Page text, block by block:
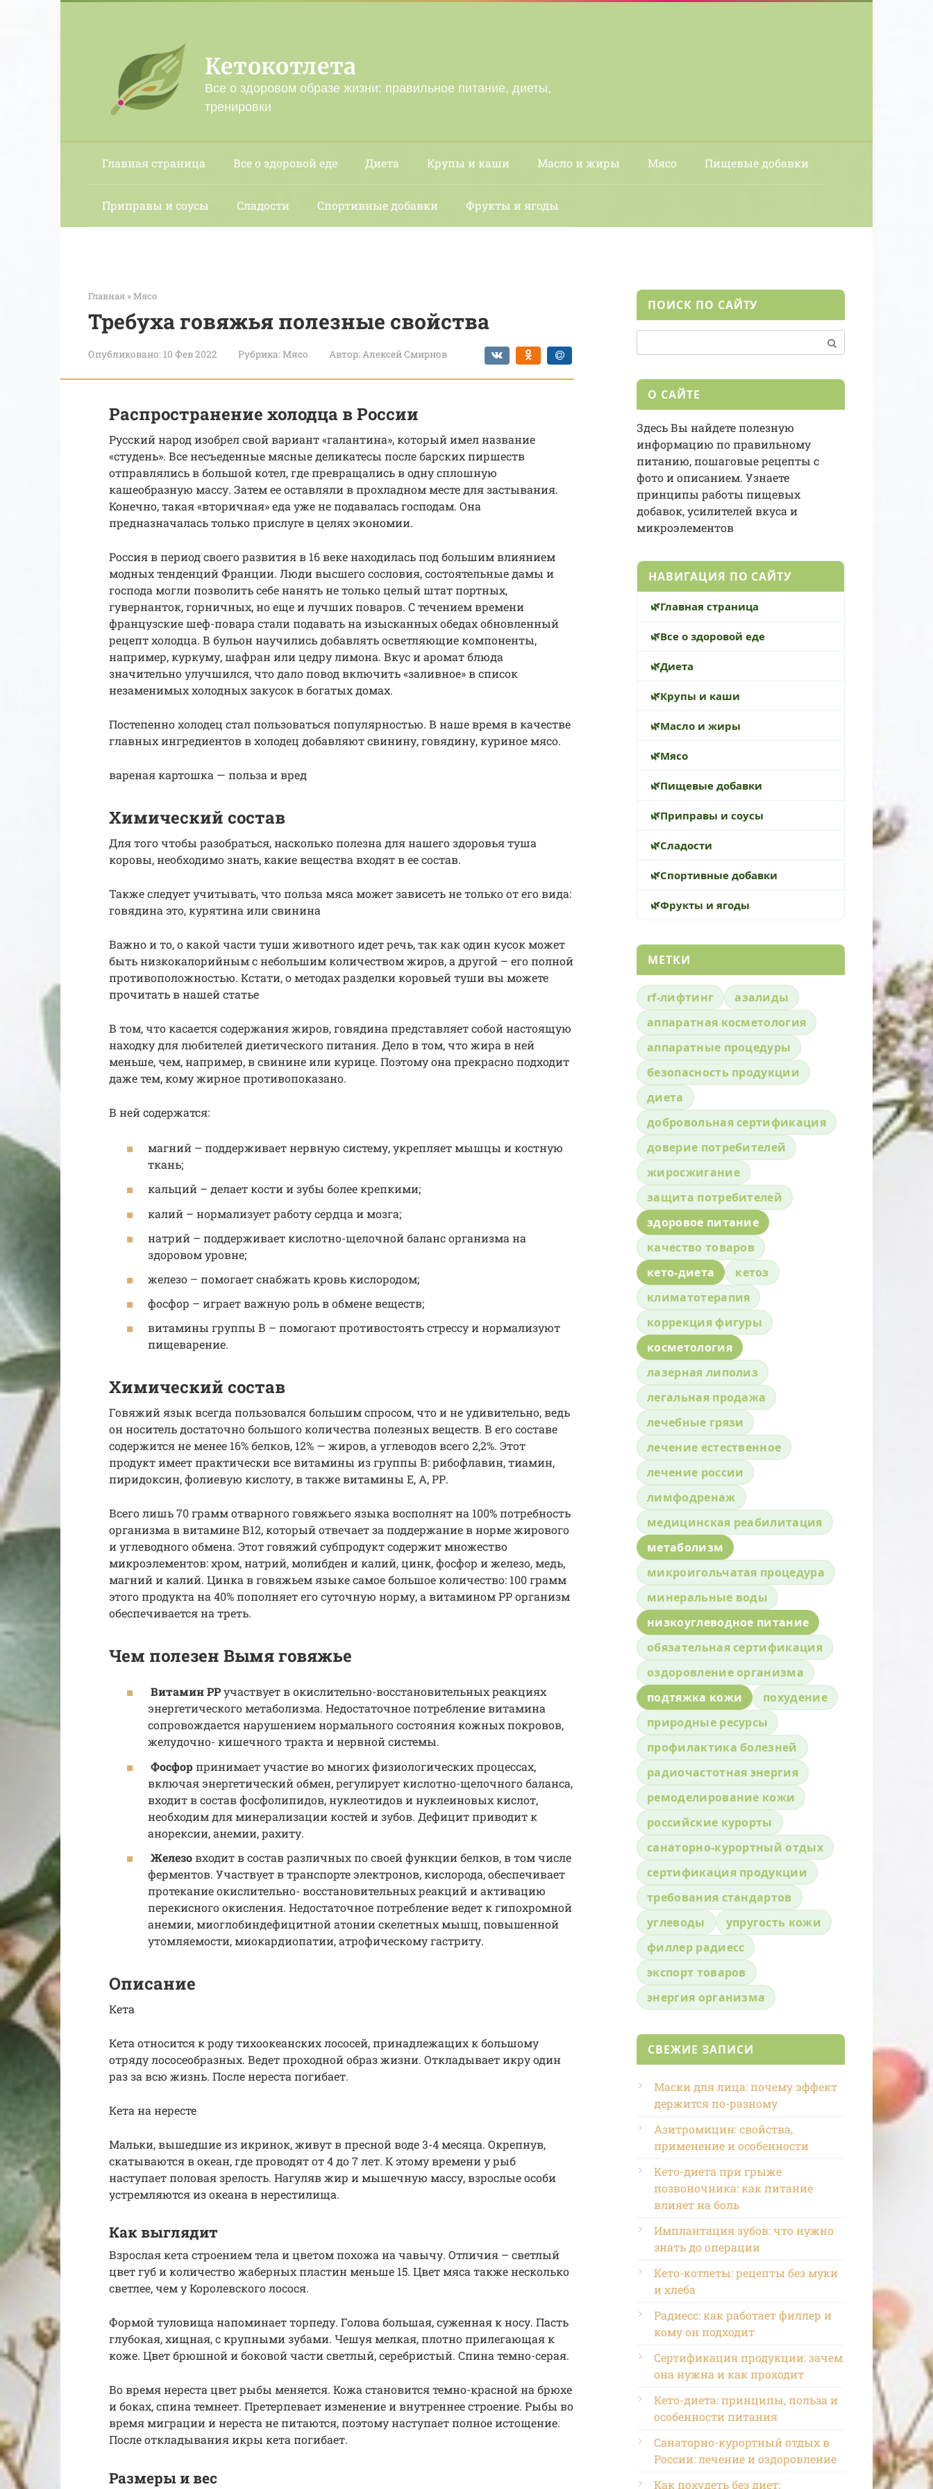
Кетокотлета
Все о здоровом образе жизни: правильное питание, диеты,
тренировки
Главная страница Все о здоровой еде Диета Крупы и каши Масло и жиры Мясо Пищевые добавки
Приправы и соусы Сладости Спортивные добавки Фрукты и ягоды
Главная »Мясо
Требуха говяжья полезные свойства
Опубликовано: 10 Фев 2022 Рубрика:Мясо Автор:Алексей Смирнов
Распространение холодца в России
Русский народ изобрел свой вариант «галантина», который имел название
«студень». Все несъеденные мясные деликатесы после барских пиршеств
отправлялись в большой котел, где превращались в одну сплошную
кашеобразную массу. Затем ее оставляли в прохладном месте для застывания.
Конечно, такая «вторичная» еда уже не подавалась господам. Она
предназначалась только прислуге в целях экономии.
Россия в период своего развития в 16 веке находилась под большим влиянием
модных тенденций Франции. Люди высшего сословия, состоятельные дамы и
господа могли позволить себе нанять не только целый штат портных,
гувернанток, горничных, но еще и лучших поваров. С течением времени
французские шеф-повара стали подавать на изысканных обедах обновленный
рецепт холодца. В бульон научились добавлять осветляющие компоненты,
например, куркуму, шафран или цедру лимона. Вкус и аромат блюда
значительно улучшился, что дало повод включить «заливное» в список
незаменимых холодных закусок в богатых домах.
Постепенно холодец стал пользоваться популярностью. В наше время в качестве
главных ингредиентов в холодец добавляют свинину, говядину, куриное мясо.
вареная картошка — польза и вред
Химический состав
Для того чтобы разобраться, насколько полезна для нашего здоровья туша
коровы, необходимо знать, какие вещества входят в ее состав.
Также следует учитывать, что польза мяса может зависеть не только от его вида:
говядина это, курятина или свинина
Важно и то, о какой части туши животного идет речь, так как один кусок может
быть низкокалорийным с небольшим количеством жиров, а другой – его полной
противоположностью. Кстати, о методах разделки коровьей туши вы можете
прочитать в нашей статье
В том, что касается содержания жиров, говядина представляет собой настоящую
находку для любителей диетического питания. Дело в том, что жира в ней
меньше, чем, например, в свинине или курице. Поэтому она прекрасно подходит
даже тем, кому жирное противопоказано.
В ней содержатся:
магний – поддерживает нервную систему, укрепляет мышцы и костную
ткань;
кальций – делает кости и зубы более крепкими;
калий – нормализует работу сердца и мозга;
натрий – поддерживает кислотно-щелочной баланс организма на
здоровом уровне;
железо – помогает снабжать кровь кислородом;
фосфор – играет важную роль в обмене веществ;
витамины группы В – помогают противостоять стрессу и нормализуют
пищеварение.
Химический состав
Говяжий язык всегда пользовался большим спросом, что и не удивительно, ведь
он носитель достаточно большого количества полезных веществ. В его составе
содержится не менее 16% белков, 12% — жиров, а углеводов всего 2,2%. Этот
продукт имеет практически все витамины из группы В: рибофлавин, тиамин,
пиридоксин, фолиевую кислоту, в также витамины Е, А, РР.
Всего лишь 70 грамм отварного говяжьего языка восполнят на 100% потребность
организма в витамине В12, который отвечает за поддержание в норме жирового
и углеводного обмена. Этот говяжий субпродукт содержит множество
микроэлементов: хром, натрий, молибден и калий, цинк, фосфор и железо, медь,
магний и калий. Цинка в говяжьем языке самое большое количество: 100 грамм
этого продукта на 40% пополняет его суточную норму, а витамином РР организм
обеспечивается на треть.
Чем полезен Вымя говяжье
Витамин РРучаствует в окислительно-восстановительных реакциях
энергетического метаболизма. Недостаточное потребление витамина
сопровождается нарушением нормального состояния кожных покровов,
желудочно- кишечного тракта и нервной системы.
Фосфорпринимает участие во многих физиологических процессах,
включая энергетический обмен, регулирует кислотно-щелочного баланса,
входит в состав фосфолипидов, нуклеотидов и нуклеиновых кислот,
необходим для минерализации костей и зубов. Дефицит приводит к
анорексии, анемии, рахиту.
Железовходит в состав различных по своей функции белков, в том числе
ферментов. Участвует в транспорте электронов, кислорода, обеспечивает
протекание окислительно- восстановительных реакций и активацию
перекисного окисления. Недостаточное потребление ведет к гипохромной
анемии, миоглобиндефицитной атонии скелетных мышц, повышенной
утомляемости, миокардиопатии, атрофическому гастриту.
Описание
Кета
Кета относится к роду тихоокеанских лососей, принадлежащих к большому
отряду лососеобразных. Ведет проходной образ жизни. Откладывает икру один
раз за всю жизнь. После нереста погибает.
Кета на нересте
Мальки, вышедшие из икринок, живут в пресной воде 3-4 месяца. Окрепнув,
скатываются в океан, где проводят от 4 до 7 лет. К этому времени у рыб
наступает половая зрелость. Нагуляв жир и мышечную массу, взрослые особи
устремляются из океана в нерестилища.
Как выглядит
Взрослая кета строением тела и цветом похожа на чавычу. Отличия – светлый
цвет губ и количество жаберных пластин меньше 15. Цвет мяса также несколько
светлее, чем у Королевского лосося.
Формой туловища напоминает торпеду. Голова большая, суженная к носу. Пасть
глубокая, хищная, с крупными зубами. Чешуя мелкая, плотно прилегающая к
коже. Цвет брюшной и боковой части светлый, серебристый. Спина темно-серая.
Во время нереста цвет рыбы меняется. Кожа становится темно-красной на брюхе
и боках, спина темнеет. Претерпевает изменение и внутреннее строение. Рыбы во
время миграции и нереста не питаются, поэтому наступает полное истощение.
После откладывания икры кета погибает.
Размеры и вес
ПОИСК ПО САЙТУ
О САЙТЕ
Здесь Вы найдете полезную
информацию по правильному
питанию, пошаговые рецепты с
фото и описанием. Узнаете
принципы работы пищевых
добавок, усилителей вкуса и
микроэлементов
НАВИГАЦИЯ ПО САЙТУ
Главная страница
Все о здоровой еде
Диета
Крупы и каши
Масло и жиры
Мясо
Пищевые добавки
Приправы и соусы
Сладости
Спортивные добавки
Фрукты и ягоды
МЕТКИ
rf-лифтинг
азалиды
аппаратная косметология
аппаратные процедуры
безопасность продукции
диета
добровольная сертификация
доверие потребителей
жиросжигание
защита потребителей
здоровое питание
качество товаров
кето-диета
кетоз
климатотерапия
коррекция фигуры
косметология
лазерная липолиз
легальная продажа
лечебные грязи
лечение естественное
лечение россии
лимфодренаж
медицинская реабилитация
метаболизм
микроигольчатая процедура
минеральные воды
низкоуглеводное питание
обязательная сертификация
оздоровление организма
подтяжка кожи
похудение
природные ресурсы
профилактика болезней
радиочастотная энергия
ремоделирование кожи
российские курорты
санаторно-курортный отдых
сертификация продукции
требования стандартов
углеводы
упругость кожи
филлер радиесс
экспорт товаров
энергия организма
СВЕЖИЕ ЗАПИСИ
Маски для лица: почему эффект
держится по-разному
Азитромицин: свойства,
применение и особенности
Кето-диета при грыже
позвоночника: как питание
влияет на боль
Имплантация зубов: что нужно
знать до операции
Кето-котлеты: рецепты без муки
и хлеба
Радиесс: как работает филлер и
кому он подходит
Сертификация продукции: зачем
она нужна и как проходит
Кето-диета: принципы, польза и
особенности питания
Санаторно-курортный отдых в
России: лечение и оздоровление
Как похудеть без диет: